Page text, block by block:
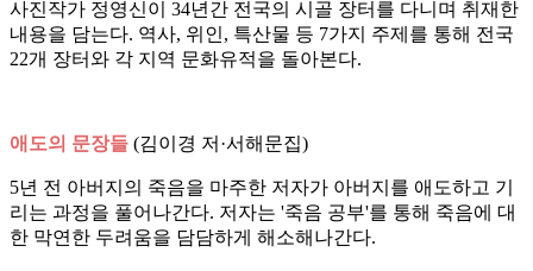
사진작가 정영신이 34년간 전국의 시골 장터를 다니며 취재한
내용을 담는다. 역사, 위인, 특산물 등 7가지 주제를 통해 전국
22개 장터와 각 지역 문화유적을 돌아본다.
애도의 문장들 (김이경 저·서해문집)
5년 전 아버지의 죽음을 마주한 저자가 아버지를 애도하고 기
리는 과정을 풀어나간다. 저자는 '죽음 공부'를 통해 죽음에 대
한 막연한 두려움을 담담하게 해소해나간다.